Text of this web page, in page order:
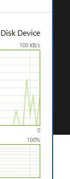
-
Komutları:
Kullanım
Alanları
ve
Gereklilikleri